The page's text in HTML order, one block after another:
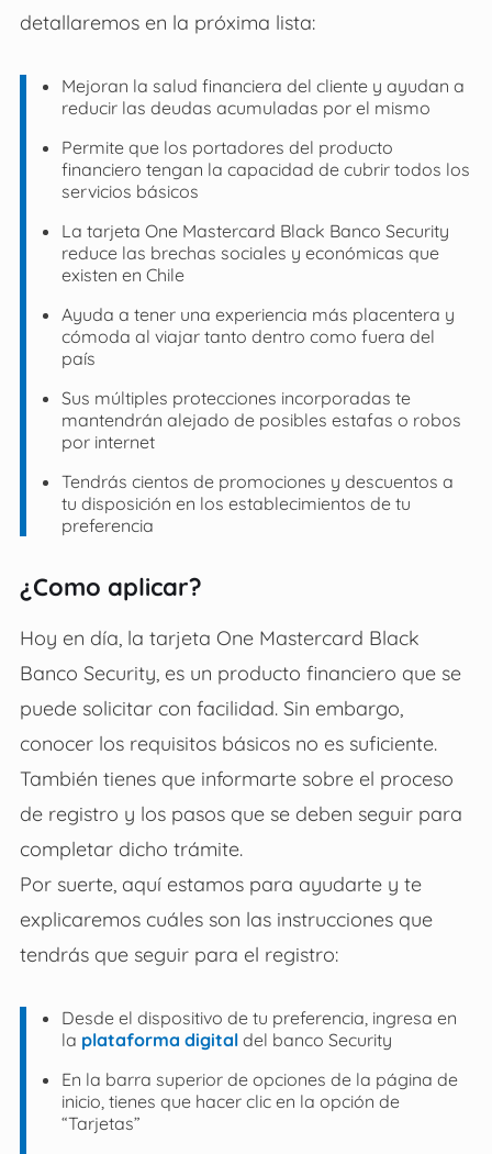
detallaremos en la próxima lista:
Mejoran la salud financiera del cliente y ayudan a
reducir las deudas acumuladas por el mismo
Permite que los portadores del producto
financiero tengan la capacidad de cubrir todos los
servicios básicos
La tarjeta One Mastercard Black Banco Security
reduce las brechas sociales y económicas que
existen en Chile
Ayuda a tener una experiencia más placentera y
cómoda al viajar tanto dentro como fuera del
país
Sus múltiples protecciones incorporadas te
mantendrán alejado de posibles estafas o robos
por internet
Tendrás cientos de promociones y descuentos a
tu disposición en los establecimientos de tu
preferencia
¿Como aplicar?
Hoy en día, la tarjeta One Mastercard Black
Banco Security, es un producto financiero que se
puede solicitar con facilidad. Sin embargo,
conocer los requisitos básicos no es suficiente.
También tienes que informarte sobre el proceso
de registro y los pasos que se deben seguir para
completar dicho trámite.
Por suerte, aquí estamos para ayudarte y te
explicaremos cuáles son las instrucciones que
tendrás que seguir para el registro:
Desde el dispositivo de tu preferencia, ingresa en
la plataforma digitaldel banco Security
En la barra superior de opciones de la página de
inicio, tienes que hacer clic en la opción de
“Tarjetas”